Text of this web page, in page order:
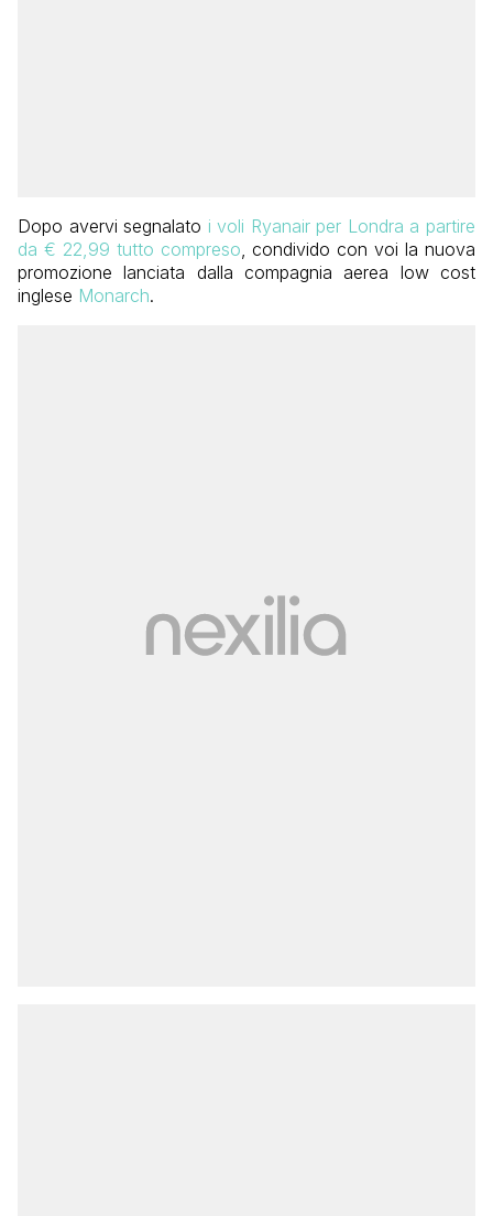
Dopo avervi segnalato i voli Ryanair per Londra a partire
da € 22,99 tutto compreso, condivido con voi la nuova
promozione lanciata dalla compagnia aerea low cost
inglese Monarch.